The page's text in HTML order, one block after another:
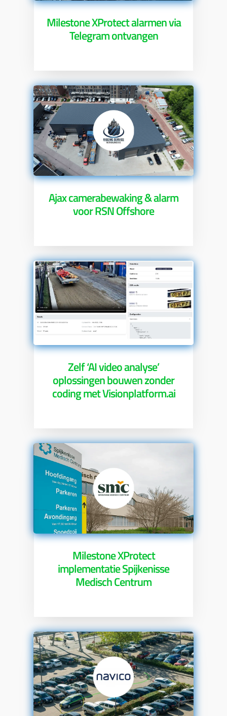
Milestone XProtect alarmen via
Telegram ontvangen
Ajax camerabewaking & alarm
voor RSN Offshore
Zelf ‘AI video analyse’
oplossingen bouwen zonder
coding met Visionplatform.ai
Milestone XProtect
implementatie Spijkenisse
Medisch Centrum